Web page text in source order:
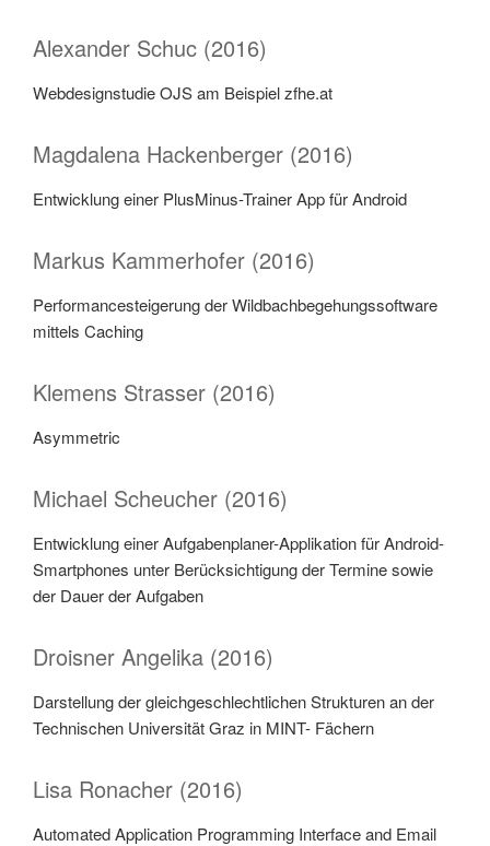
Alexander Schuc (2016)
Webdesignstudie OJS am Beispiel zfhe.at
Magdalena Hackenberger (2016)
Entwicklung einer PlusMinus-Trainer App für Android
Markus Kammerhofer (2016)
Performancesteigerung der Wildbachbegehungssoftware
mittels Caching
Klemens Strasser (2016)
Asymmetric
Michael Scheucher (2016)
Entwicklung einer Aufgabenplaner-Applikation für Android-
Smartphones unter Berücksichtigung der Termine sowie
der Dauer der Aufgaben
Droisner Angelika (2016)
Darstellung der gleichgeschlechtlichen Strukturen an der
Technischen Universität Graz in MINT- Fächern
Lisa Ronacher (2016)
Automated Application Programming Interface and Email